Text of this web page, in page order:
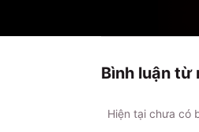
Bình luận từ
Hiện tại chưa có